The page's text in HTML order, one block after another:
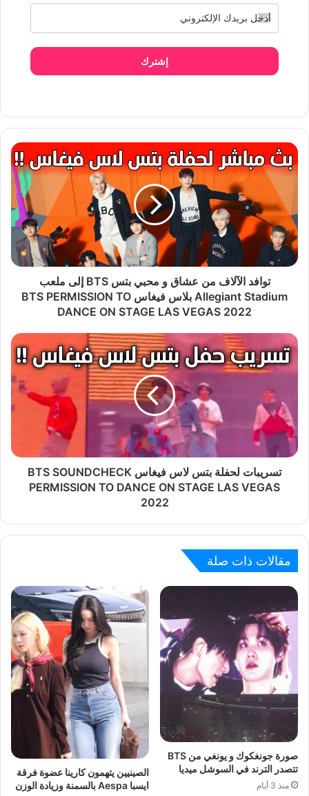
إشترك
توافد الآلاف من عشاق و محبي بتس BTS إلى ملعب
Allegiant Stadium بلاس فيغاس BTS PERMISSION TO
DANCE ON STAGE LAS VEGAS 2022
تسريبات لحفلة بتس لاس فيغاس BTS SOUNDCHECK
PERMISSION TO DANCE ON STAGE LAS VEGAS
2022
مقالات ذات صلة
صورة جونغكوك و يونغي من BTS
تتصدر الترند في السوشل ميديا
منذ 3 أيام
الصينيين يتهمون كارينا عضوة فرقة
ايسبا Aespa بالسمنة وزيادة الوزن